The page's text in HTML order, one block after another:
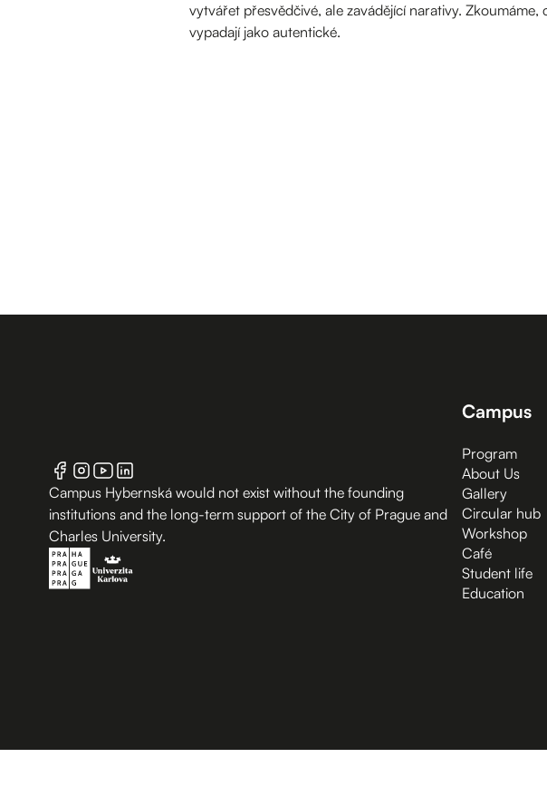
vytvářet přesvědčivé, ale zavádějící narativy.
vypadají jako autentické.
Campus Hybernská would not exist without the founding
institutions and the long-term support of the City of Prague and
Charles University.
Campus
Program
About Us
Gallery
Circular hub
Workshop
Café
Student life
Education